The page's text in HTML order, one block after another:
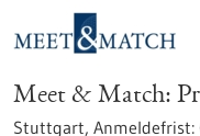
Meet & Match:
Stuttgart, Anmeldefrist: